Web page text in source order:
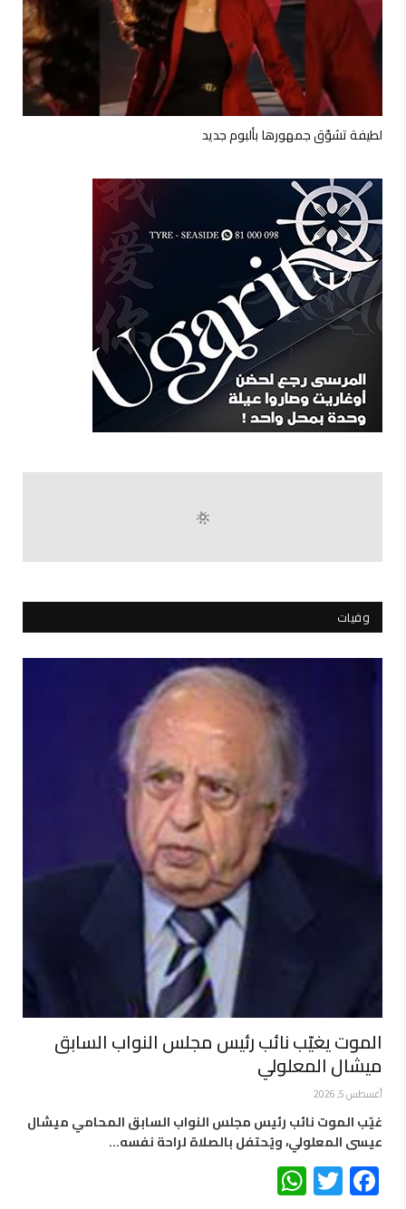
لطيفة تشوّق جمهورها بألبوم جديد
وفيات
الموت يغيّب نائب رئيس مجلس النواب السابق
ميشال المعلولي
أغسطس 5, 2026
غيّب الموت نائب رئيس مجلس النواب السابق المحامي ميشال
عيسى المعلولي، ويُحتفل بالصلاة لراحة نفسه…
Facebook
Twitter